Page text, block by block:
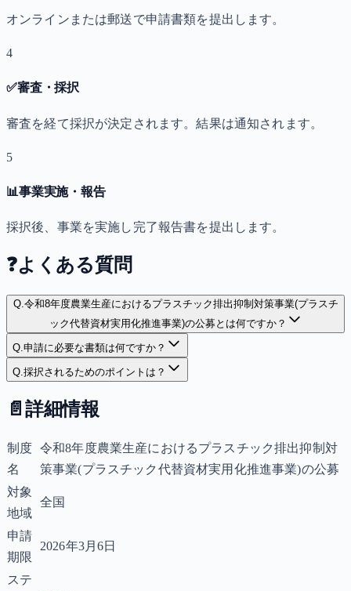
オンラインまたは郵送で申請書類を提出します。
4
✅審査・採択
審査を経て採択が決定されます。結果は通知されます。
5
📊事業実施・報告
採択後、事業を実施し完了報告書を提出します。
❓よくある質問
Q.令和8年度農業生産におけるプラスチック排出抑制対策事業(プラスチ
ック代替資材実用化推進事業)の公募とは何ですか？
Q.申請に必要な書類は何ですか？
Q.採択されるためのポイントは？
📄 詳細情報
制度
名
令和8年度農業生産におけるプラスチック排出抑制対
策事業(プラスチック代替資材実用化推進事業)の公募
対象
地域
全国
申請
期限
2026年3月6日
ステ